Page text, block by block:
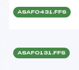
ASAF0431.FFS
ASAF0131.FFS